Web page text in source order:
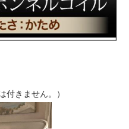
付きません。）